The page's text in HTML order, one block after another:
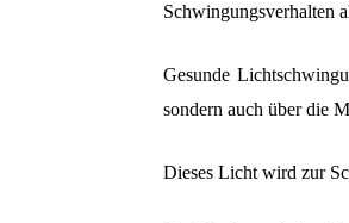
Schwingungsverhalten
Gesunde
sondern auch über die
Dieses Licht wird zur